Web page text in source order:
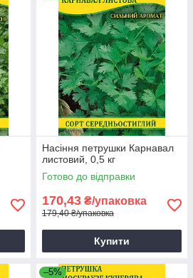
Насіння петрушки Карнавал
листовий, 0,5 кг
Готово до відправки
170,43 ₴/упаковка
179,40 ₴/упаковка
Купити
–5%